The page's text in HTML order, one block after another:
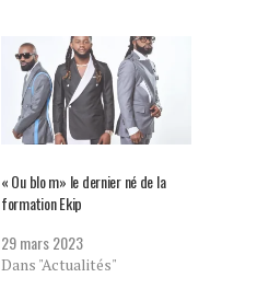
« Ou blo m» le dernier né de la
formation Ekip
29 mars 2023
Dans "Actualités"